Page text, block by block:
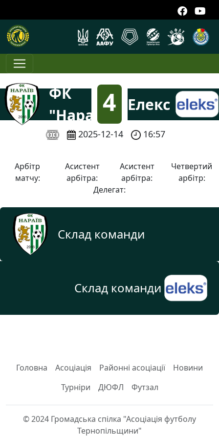
ФК
"Нараїв"
4
:
Елекс
2025-12-14 16:57
Арбітр
матчу:
Асистент
арбітра:
Асистент
арбітра:
Четвертий
арбітр:
Делегат:
Склад команди
Склад команди
Головна Асоціація Районні асоціації
Новини
Турніри
ДЮФЛ Футзал
© 2024 Громадська спілка "Асоціація футболу
Тернопільщини"